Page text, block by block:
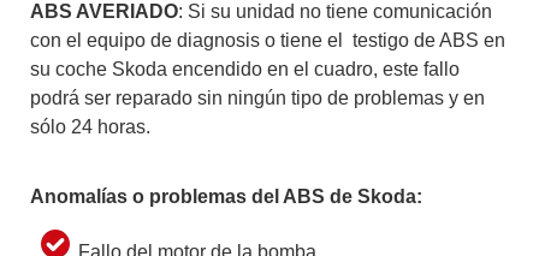
ABS AVERIADO: Si su unidad no tiene comunicación
con el equipo de diagnosis o tiene el testigo de ABS en
su coche Skoda encendido en el cuadro, este fallo
podrá ser reparado sin ningún tipo de problemas y en
sólo 24 horas.
Anomalías o problemas del ABS de Skoda:
Fallo del motor de la bomba